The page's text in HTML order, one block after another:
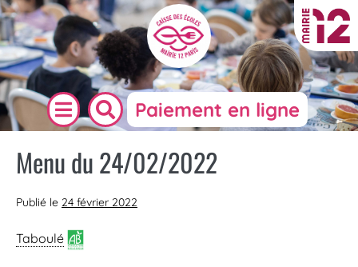
Paiement en ligne
Menu du 24/02/2022
Publié le 24 février 2022
Taboulé